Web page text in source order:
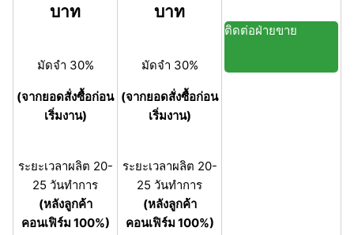
บาท
มัดจำ 30%
(จากยอดสั่งซื้อก่อน
เริ่มงาน)
ระยะเวลาผลิต 20-
25 วันทำการ
(หลังลูกค้า
คอนเฟิร์ม 100%)
บาท
มัดจำ 30%
(จากยอดสั่งซื้อก่อน
เริ่มงาน)
ระยะเวลาผลิต 20-
25 วันทำการ
(หลังลูกค้า
คอนเฟิร์ม 100%)
ติดต่อฝ่ายขาย